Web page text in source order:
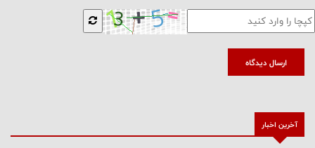
ارسال دیدگاه
آخرین اخبار